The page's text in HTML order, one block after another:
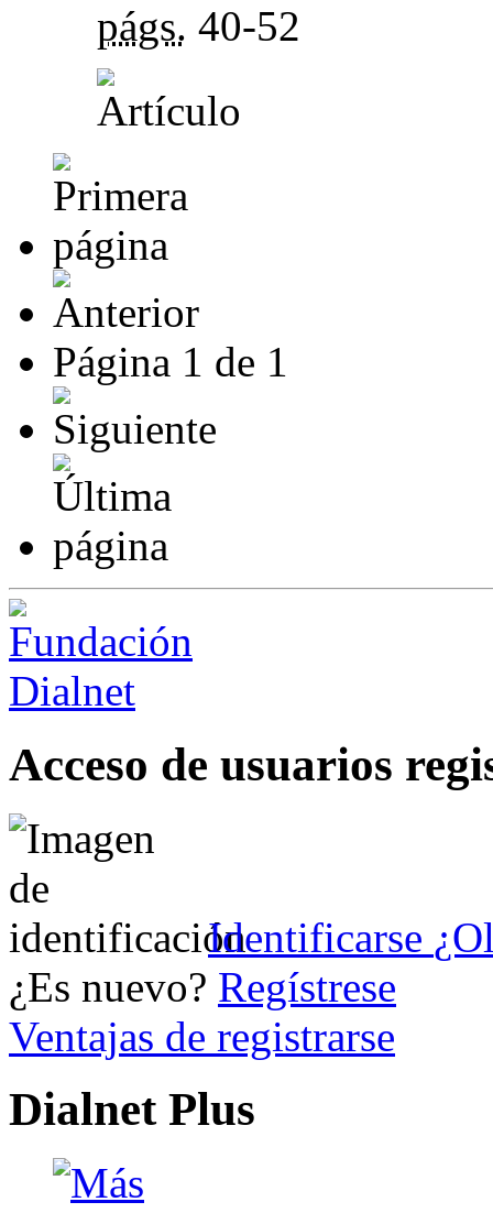
págs. 40-52
Página 1 de 1
Acceso de usuarios
Identificarse
¿Es nuevo? Regístrese
Ventajas de registrarse
Dialnet Plus